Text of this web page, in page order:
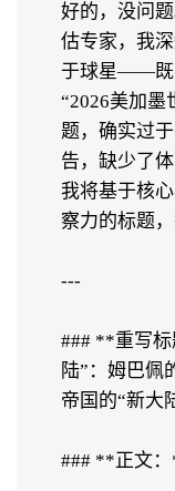
好的，没问
估专家，我
于球星——既
“2026美加墨
题，确实过
告，缺少了
我将基于核
察力的标题
---
### **重写标
陆”：姆巴佩
帝国的“新大
### **正文